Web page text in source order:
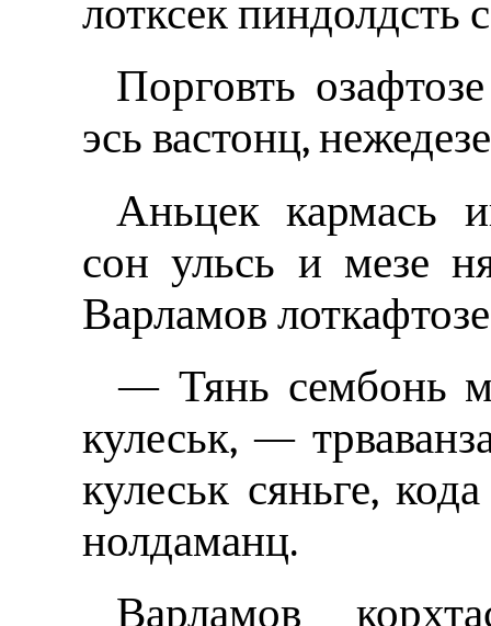
лотксек пиндолдсть
Порговть
эсь вастонц,
Аньцек кармась
сон ульсь и мезе
Варламов
— Тянь сембонь
кулеськ, —
кулеськ сяньге,
нолдаманц.
Варламов